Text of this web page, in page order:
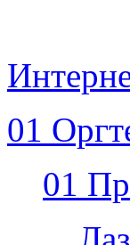
01
01